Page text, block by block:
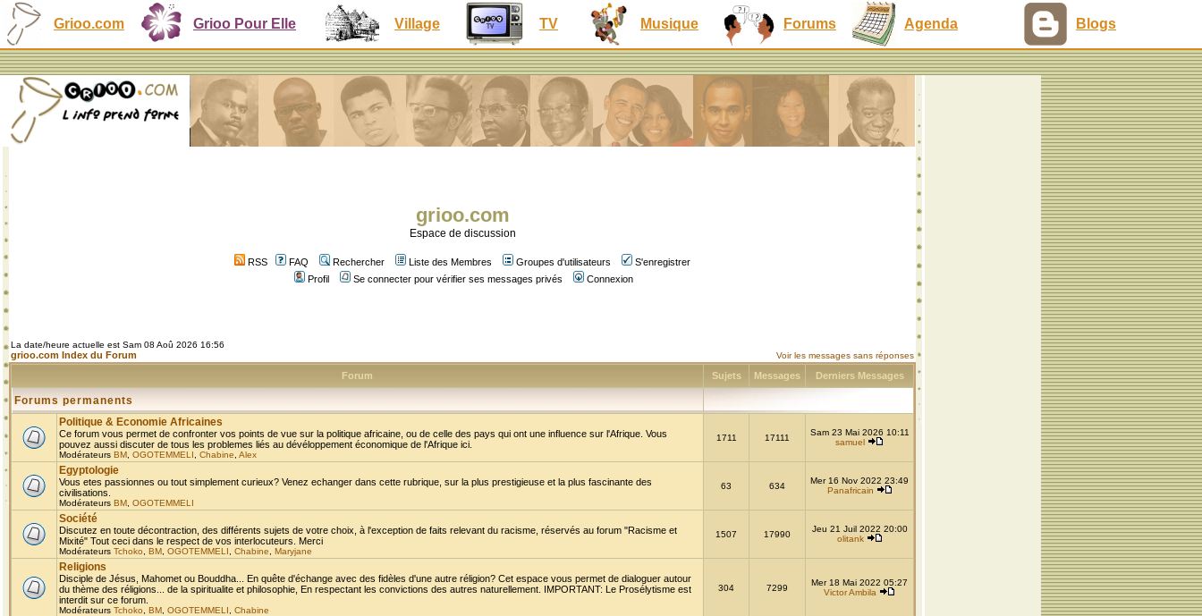
Grioo.com Grioo Pour Elle Village TV Musique Forums Agenda Blogs
grioo.com
Espace de discussion
RSS FAQ Rechercher Liste des Membres Groupes d'utilisateurs
S'enregistrer
Profil
Se connecter pour vérifier ses messages privés Connexion
La date/heure actuelle est Sam 08 Aoû 2026 16:56
grioo.com Index du Forum Voir les messages sans réponses
Forum Sujets Messages Derniers Messages
Forums permanents
Politique & Economie Africaines
Ce forum vous permet de confronter vos points de vue sur la politique africaine, ou de celle des pays qui ont une influence sur l'Afrique. Vous
pouvez aussi discuter de tous les problemes liés au dévéloppement économique de l'Afrique ici.
Modérateurs BM OGOTEMMELI Chabine Alex
1711 17111
Sam 23 Mai 2026 10:11
samuel
Egyptologie
Vous etes passionnes ou tout simplement curieux? Venez echanger dans cette rubrique, sur la plus prestigieuse et la plus fascinante des
civilisations.
Modérateurs BM OGOTEMMELI
63 634
Mer 16 Nov 2022 23:49
Panafricain
Société
Discutez en toute décontraction, des différents sujets de votre choix, à l'exception de faits relevant du racisme, réservés au forum "Racisme et
Mixité" Tout ceci dans le respect de vos interlocuteurs. Merci
Modérateurs Tchoko BM OGOTEMMELI Chabine Maryjane
1507 17990
Jeu 21 Juil 2022 20:00
olitank
Religions
Disciple de Jésus, Mahomet ou Bouddha... En quête d'échange avec des fidèles d'une autre réligion? Cet espace vous permet de dialoguer autour
du thème des réligions... de la spiritualite et philosophie, En respectant les convictions des autres naturellement. IMPORTANT: Le Prosélytisme est
interdit sur ce forum.
Modérateurs Tchoko BM OGOTEMMELI Chabine
304 7299
Mer 18 Mai 2022 05:27
Victor Ambila